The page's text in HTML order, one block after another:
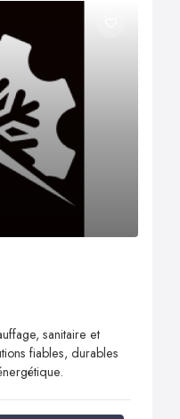
sanitaire et
fiables, durables